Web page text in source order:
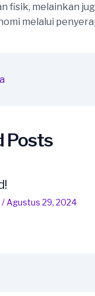
fisik, melainkan
melalui
Posts
/ Agustus 29, 2024